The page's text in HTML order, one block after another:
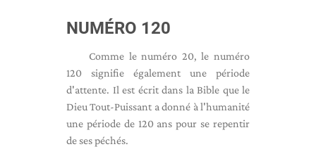
NUMÉRO 120
Comme le numéro 20, le numéro
120 signifie également une période
d'attente. Il est écrit dans la Bible que le
Dieu Tout-Puissant a donné à l'humanité
une période de 120 ans pour se repentir
de ses péchés.